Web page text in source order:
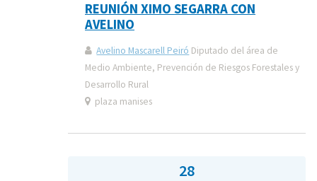
REUNIÓN XIMO SEGARRA CON
AVELINO
Avelino Mascarell Peiró Diputado del área de
Medio Ambiente, Prevención de Riesgos Forestales y
Desarrollo Rural
plaza manises
28